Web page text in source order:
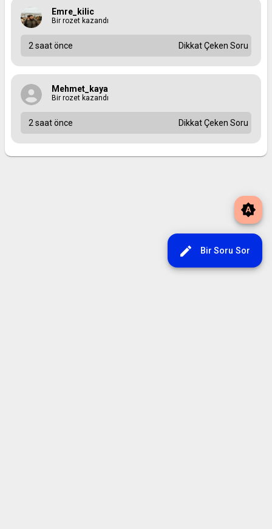
brightness_auto
edit Bir Soru Sor
Emre_kilic
Bir rozet kazandı
2 saat önce Dikkat Çeken Soru
Mehmet_kaya
Bir rozet kazandı
2 saat önce Dikkat Çeken Soru